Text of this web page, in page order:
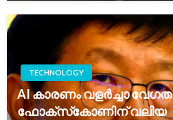
TECHNOLOGY
AI കാരണം വളർച്ചാ
ഫോക്‌സ്‌കോണിന് വലിയ